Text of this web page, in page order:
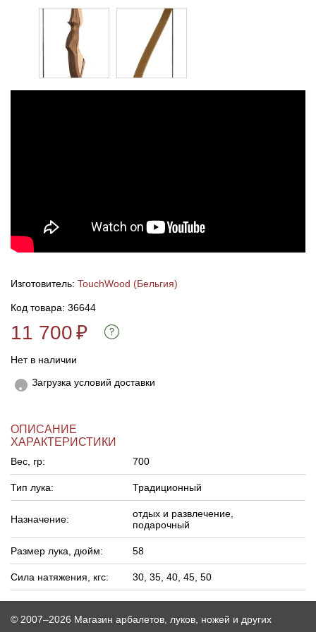
Изготовитель: TouchWood (Бельгия)
Код товара: 36644
11 700₽
Нет в наличии
Загрузка условий доставки
ОПИСАНИЕ
ХАРАКТЕРИСТИКИ
Вес, гр: 700
Тип лука: Традиционный
Назначение:
отдых и развлечение,
подарочный
Размер лука, дюйм: 58
Сила натяжения, кгс: 30, 35, 40, 45, 50
© 2007–2026 Магазин арбалетов, луков, ножей и других